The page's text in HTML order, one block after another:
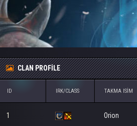
CLAN PROFILE
ID IRK/CLASS TAKMA ISIM
1 Orion